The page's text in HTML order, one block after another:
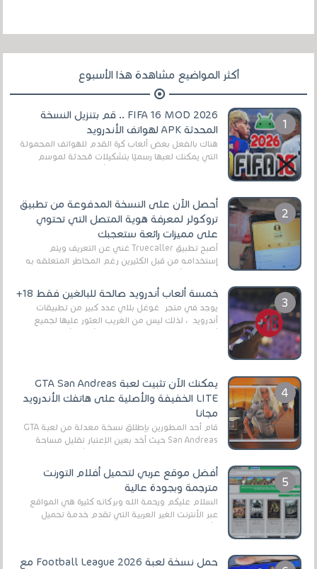
أكثر المواضيع مشاهدة هذا الأسبوع
FIFA 16 MOD 2026 .. قم بتنزيل النسخة
المحدثة APK لهواتف الأندرويد
هناك بالفعل بعض ألعاب كرة القدم للهواتف المحمولة
التي يمكنك لعبها رسميًا بتشكيلات مُحدثة لموسم
أحصل الآن على النسخة المدفوعة من تطبيق
تروكولر لمعرفة هوية المتصل التي تحتوي
على مميزات رائعة ستعجبك
أصبح تطبيق Truecaller غني عن التعريف ويتم
إستخدامه من قبل الكثيرين رغم المخاطر المتعلقه به
خمسة ألعاب أندرويد صالحة للبالغين فقط 18+
يوجد في متجر غوغل بلاي عدد كبير من تطبيقات
أندرويد ، لذلك ليس من الغريب العثور عليها لجميع
يمكنك الآن تثبيت لعبة GTA San Andreas
LITE الخفيفة والأصلية على هاتفك الأندرويد
مجانا
قام أحد المطورين بإطلاق نسخة معدلة من لعبة GTA
San Andreas حيث أخد بعين الإعتبار تقليل مساحة
أفضل موقع عربي لتحميل أفلام التورنت
مترجمة وبجودة عالية
السلام عليكم ورحمة الله وبركاته كثيرة هي المواقع
عبر الأنترنت الغير العربية التي تقدم خدمة تحميل
الأفلام على التورنت ، ومعظم هذه المواقع ل...
حمل نسخة لعبة Football League 2026 مع